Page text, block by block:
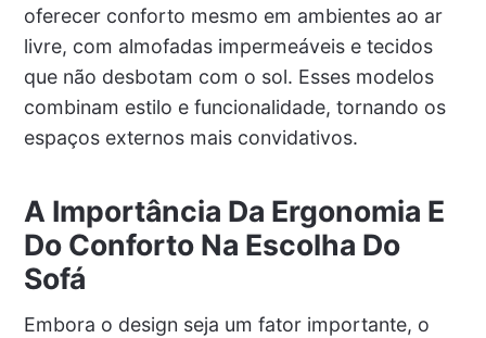
oferecer conforto mesmo em ambientes ao ar
livre, com almofadas impermeáveis e tecidos
que não desbotam com o sol. Esses modelos
combinam estilo e funcionalidade, tornando os
espaços externos mais convidativos.
A Importância Da Ergonomia E
Do Conforto Na Escolha Do
Sofá
Embora o design seja um fator importante, o